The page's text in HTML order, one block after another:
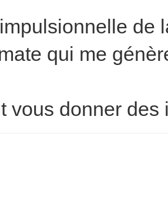
de
qui me
vous donner des